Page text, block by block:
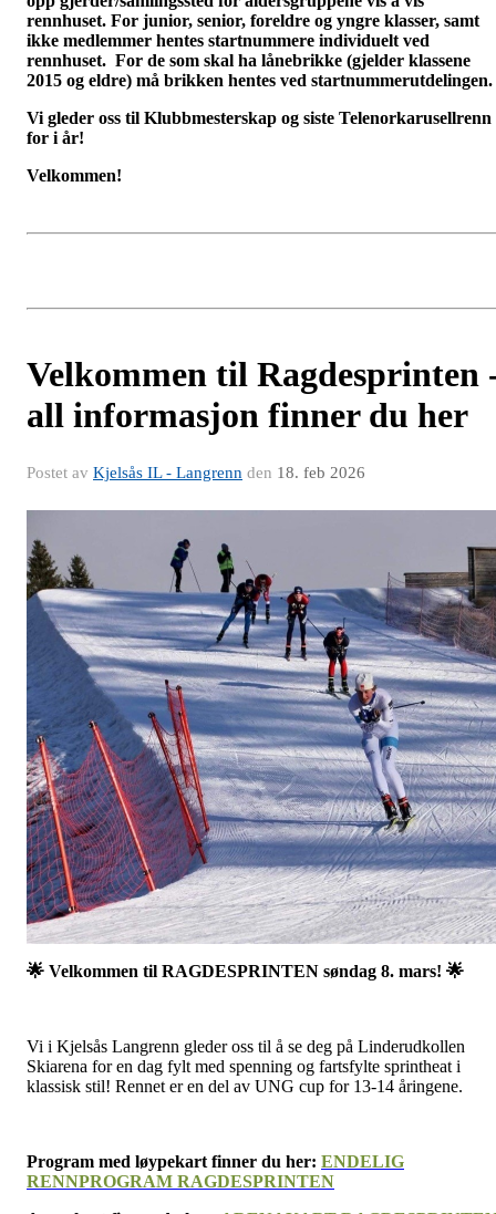
rennhuset. For junior, senior, foreldre og yngre klasser, samt
ikke medlemmer hentes startnummere individuelt ved
rennhuset. For de som skal ha lånebrikke (gjelder klassene
2015 og eldre) må brikken hentes ved startnummerutdelingen.
Vi gleder oss til Klubbmesterskap og siste Telenorkarusellrenn
for i år!
Velkommen!
Velkommen til Ragdesprinten
all informasjon finner du her
Postet av Kjelsås IL - Langrenn den 18. feb 2026
🌟 Velkommen til RAGDESPRINTEN søndag 8. mars! 🌟
Vi i Kjelsås Langrenn gleder oss til å se deg på Linderudkollen
Skiarena for en dag fylt med spenning og fartsfylte sprintheat i
klassisk stil! Rennet er en del av UNG cup for 13-14 åringene.
Program med løypekart finner du her: ENDELIG
RENNPROGRAM RAGDESPRINTEN